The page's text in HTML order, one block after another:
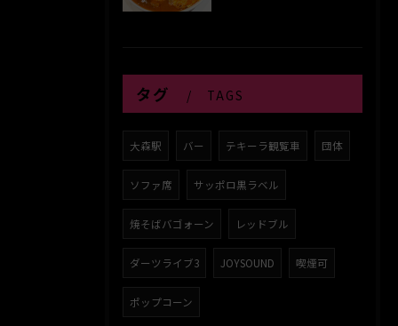
タグ TAGS
大森駅 バー テキーラ観覧車 団体
ソファ席 サッポロ黒ラベル
焼そばバゴォーン レッドブル
ダーツライブ3 JOYSOUND 喫煙可
ポップコーン